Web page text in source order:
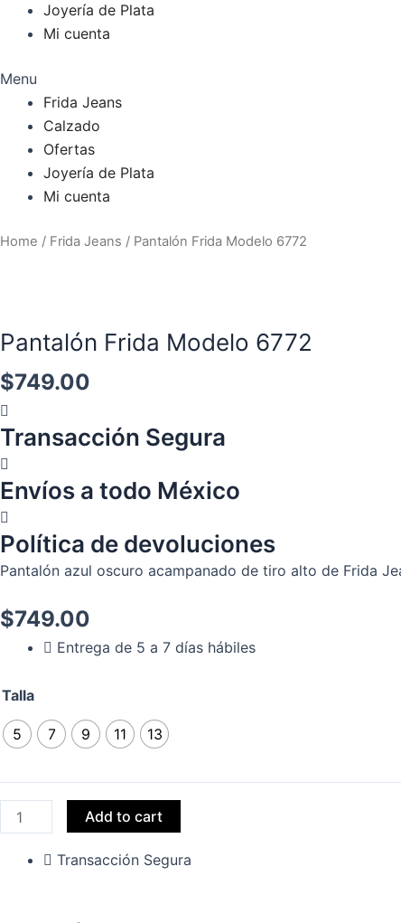
Joyería de Plata
Mi cuenta
Menu
Frida Jeans
Calzado
Ofertas
Joyería de Plata
Mi cuenta
Home / Frida Jeans / Pantalón Frida Modelo 6772
Pantalón Frida Modelo 6772
$749.00
Transacción Segura
Envíos a todo México
Política de devoluciones
Pantalón azul oscuro acampanado de tiro alto de Frida
$749.00
Entrega de 5 a 7 días hábiles
Talla
5 7 9 11 13
Pantalón
quantity
Add to cart
Transacción Segura
Pantalón
quantity